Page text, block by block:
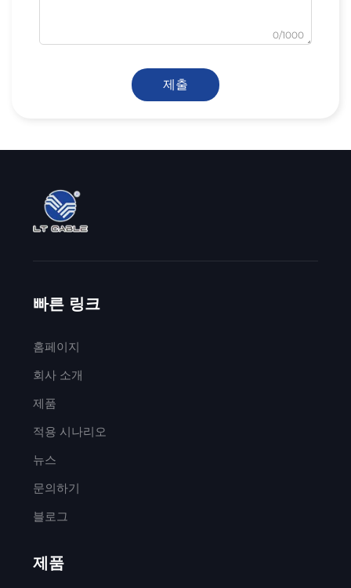
0/1000
제출
빠른 링크
홈페이지
회사 소개
제품
적용 시나리오
뉴스
문의하기
블로그
제품